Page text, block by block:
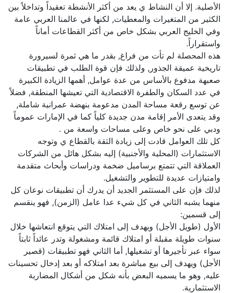
الأصلية. إلا أن النشاط ي يعد من أكثر الأنشطة تعقيداً وتداخلاً بين
الكثير من المتغيرات والمعطيات, لكنها في عالمنا العربي عامة
وفي الخليج العربي بشكل خاص من أكثر القطاعات أماناً
واستقراراً.
هذه المحصلة لم تأت من فراغ, بقدر ما هي ثمرة لسيرورة
تاريخية عميقة الجذور, ولذلك فإن قوة الطلب في تطبيقات
صعبهة مدفوع بالأساس من عدة عوامل, أهمها الزيادة الكبيرة
في عدد السكان والطفرة الاقتصادية التي تعيشها المنطقة, فضلاً
عن توسع رقعة مساحة المدن مدعومة بنهضة عمرانية شاملة,
وقد يتعدى الأمر إقامة مدن جديدة كلياً كما في الإمارات عموماً
ودبي على نحو خاص وعلى مساحات واسعة من .
كل تلك العوامل قادت إلى زيادة الثقة بالقطاع ي وتوجه
الاستثمارات (المحلية والأجنبية) إليه بشكل هائل من الشركات
العملاقة التي تتمتع برساميل ضخمة ودراسات وأبحاث متقدمة
وامتيازات عديدة للتطوير والتشغيل.
لذلك فإن على المستثمر الجديد أن يدرك أن تطبيقات نوعان كل
منهما يشبه الثاني في كل شيء عدا عامل (الزمن), فهو ينقسم
إلى قسمين:
الأول (طويل الأجل) ويهدف إلى امتلاك التي يتوقع انتعاشها خلال
سنوات طويلة مقبلة أو امتلاك قائمة ومشغولة وتدر عائداً ثابتاً
سواء عبر تأجيرها أو تشغيلها, أما الثاني فهو تطبيقات (قصير
الأجل) ويهدف إلى بيع مباشرة بعد امتلاكه أو بعد إدخال تحسينات
عليه, وهو ما يسميه البعض بأنه شكل من أشكال المضاربة
الاستثمارية.